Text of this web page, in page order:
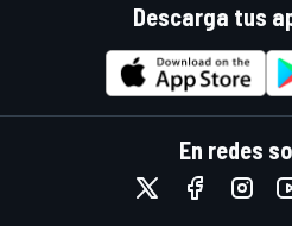
Descarga tus
En redes